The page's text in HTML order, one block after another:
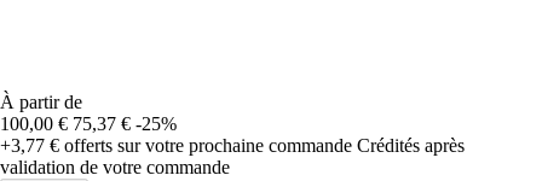
À partir de
100,00 € 75,37 € -25%
+3,77 € offerts sur votre prochaine commande Crédités après
validation de votre commande